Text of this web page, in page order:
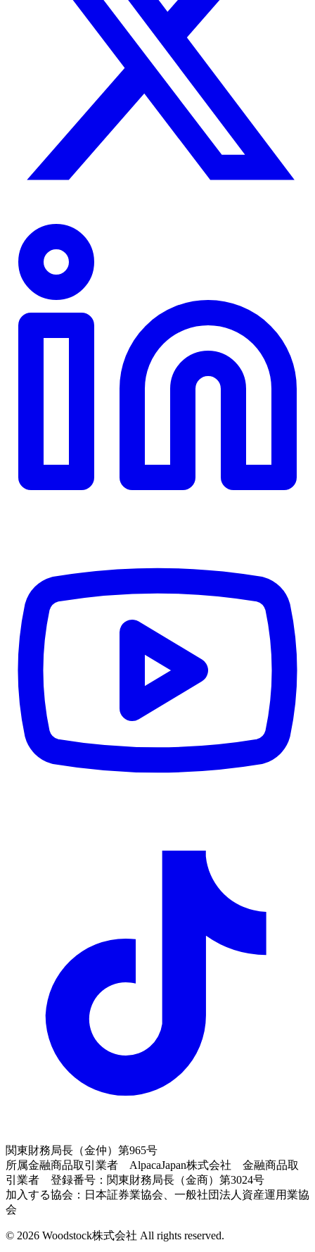
関東財務局長（金仲）第965号
所属金融商品取引業者 AlpacaJapan株式会社 金融商品取
引業者 登録番号：関東財務局長（金商）第3024号
加入する協会：日本証券業協会、一般社団法人資産運用業協
会
© 2026 Woodstock株式会社 All rights reserved.